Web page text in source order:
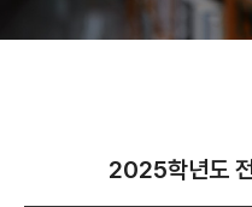
2025학년도